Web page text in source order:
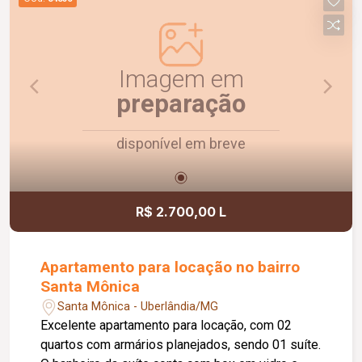
visita e venha conhecer!
Imagem em
preparação
disponível em breve
R$ 2.700,00 L
Apartamento para locação no bairro
Santa Mônica
Santa Mônica - Uberlândia/MG
Excelente apartamento para locação, com 02
quartos com armários planejados, sendo 01 suíte.